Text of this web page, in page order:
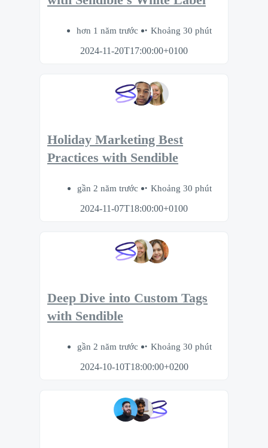
hơn 1 năm trước
Khoảng 30 phút
2024-11-20T17:00:00+0100
Holiday Marketing Best
Practices with Sendible
gần 2 năm trước
Khoảng 30 phút
2024-11-07T18:00:00+0100
Deep Dive into Custom Tags
with Sendible
gần 2 năm trước
Khoảng 30 phút
2024-10-10T18:00:00+0200